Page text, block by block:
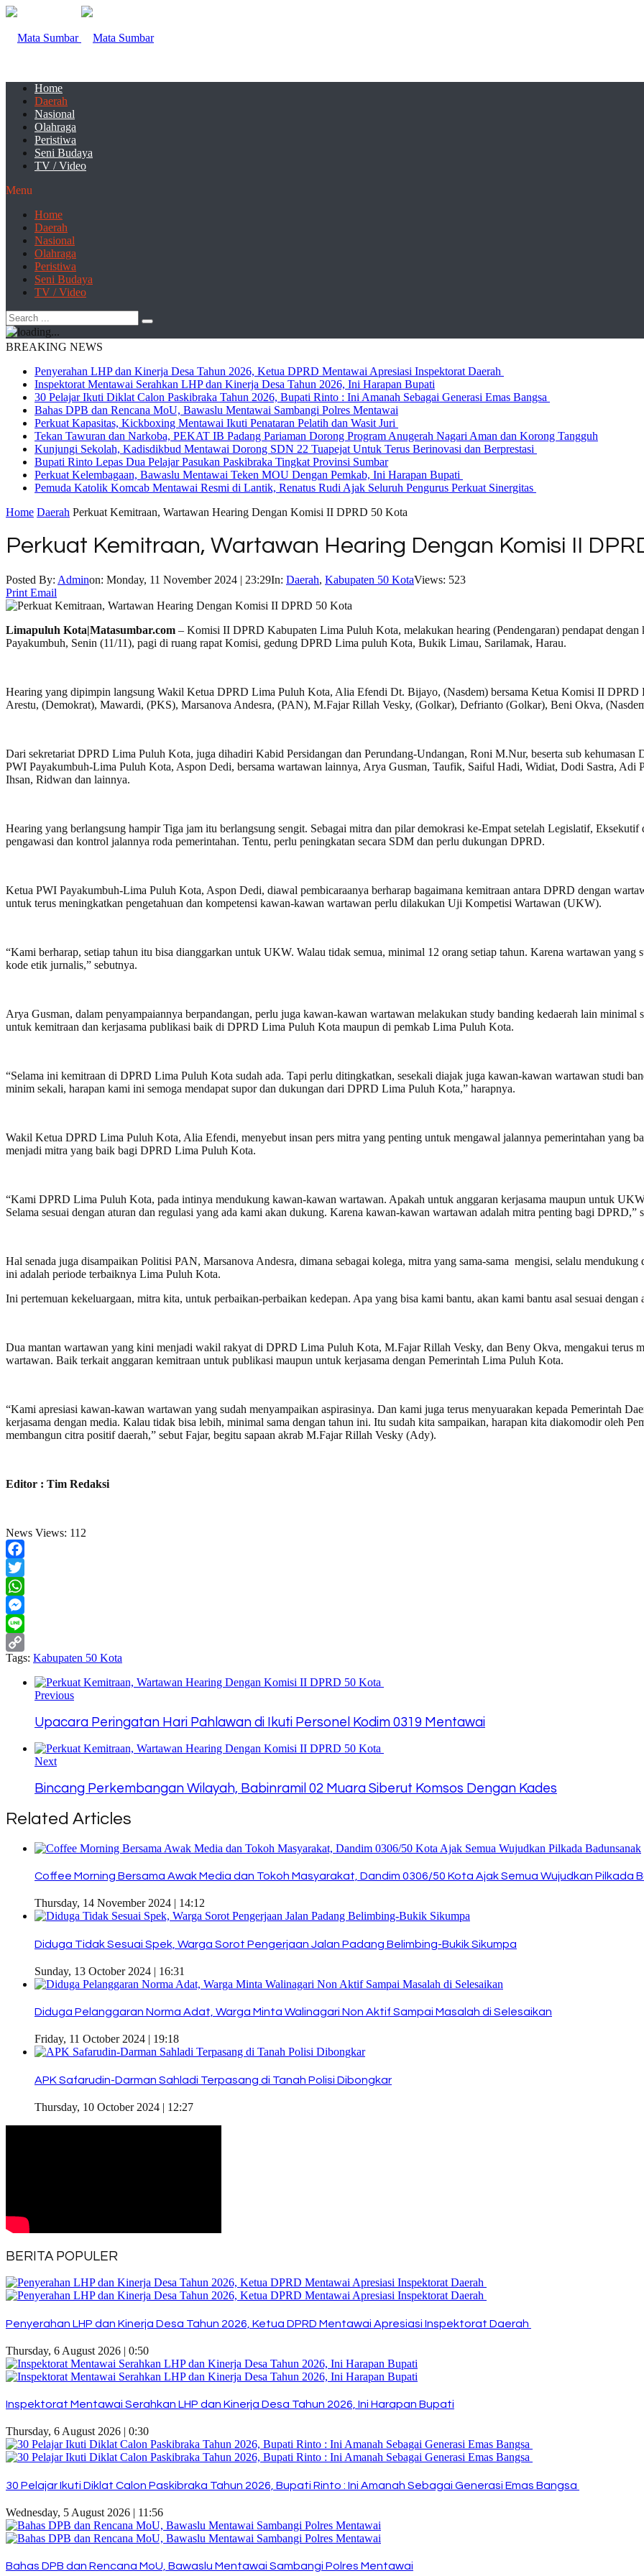
Home
Daerah
Nasional
Olahraga
Peristiwa
Seni Budaya
TV / Video
Menu
Home
Daerah
Nasional
Olahraga
Peristiwa
Seni Budaya
TV / Video
BREAKING NEWS
Penyerahan LHP dan Kinerja Desa Tahun 2026, Ketua DPRD Mentawai Apresiasi Inspektorat Daerah
Inspektorat Mentawai Serahkan LHP dan Kinerja Desa Tahun 2026, Ini Harapan Bupati
30 Pelajar Ikuti Diklat Calon Paskibraka Tahun 2026, Bupati Rinto : Ini Amanah Sebagai Generasi Emas Bangsa
Bahas DPB dan Rencana MoU, Bawaslu Mentawai Sambangi Polres Mentawai
Perkuat Kapasitas, Kickboxing Mentawai Ikuti Penataran Pelatih dan Wasit Juri
Tekan Tawuran dan Narkoba, PEKAT IB Padang Pariaman Dorong Program Anugerah Nagari Aman dan Korong Tangguh
Kunjungi Sekolah, Kadisdikbud Mentawai Dorong SDN 22 Tuapejat Untuk Terus Berinovasi dan Berprestasi
Bupati Rinto Lepas Dua Pelajar Pasukan Paskibraka Tingkat Provinsi Sumbar
Perkuat Kelembagaan, Bawaslu Mentawai Teken MOU Dengan Pemkab, Ini Harapan Bupati
Pemuda Katolik Komcab Mentawai Resmi di Lantik, Renatus Rudi Ajak Seluruh Pengurus Perkuat Sinergitas
Home Daerah Perkuat Kemitraan, Wartawan Hearing Dengan Komisi II DPRD 50 Kota
Perkuat Kemitraan, Wartawan Hearing Dengan Komisi II
Posted By: Adminon: Monday, 11 November 2024 | 23:29In: Daerah, Kabupaten 50 KotaViews: 523
Print Email
Limapuluh Kota|Matasumbar.com – Komisi II DPRD Kabupaten Lima Puluh Kota, melakukan hearing (Pendengaran) pendapat
Payakumbuh, Senin (11/11), pagi di ruang rapat Komisi, gedung DPRD Lima puluh Kota, Bukik Limau, Sarilamak, Harau.
Hearing yang dipimpin langsung Wakil Ketua DPRD Lima Puluh Kota, Alia Efendi Dt. Bijayo, (Nasdem) bersama Ketua Komisi II
Arestu, (Demokrat), Mawardi, (PKS), Marsanova Andesra, (PAN), M.Fajar Rillah Vesky, (Golkar), Defrianto (Golkar), Beni Okva,
Dari sekretariat DPRD Lima Puluh Kota, juga dihadiri Kabid Persidangan dan Perundang-Undangan, Roni M.Nur, beserta sub
PWI Payakumbuh-Lima Puluh Kota, Aspon Dedi, bersama wartawan lainnya, Arya Gusman, Taufik, Saiful Hadi, Widiat, Dodi Sastra,
Ihsan, Ridwan dan lainnya.
Hearing yang berlangsung hampir Tiga jam itu berlangsung sengit. Sebagai mitra dan pilar demokrasi ke-Empat setelah Legislatif,
pengawasi dan kontrol jalannya roda pemerintahan. Tentu, perlu peningkatan secara SDM dan perlu dukungan DPRD.
Ketua PWI Payakumbuh-Lima Puluh Kota, Aspon Dedi, diawal pembicaraanya berharap bagaimana kemitraan antara DPRD dengan
untuk terus meningkatkan pengetahuan dan kompetensi kawan-kawan wartawan perlu dilakukan Uji Kompetisi Wartawan (UKW).
“Kami berharap, setiap tahun itu bisa dianggarkan untuk UKW. Walau tidak semua, minimal 12 orang setiap tahun. Karena wartawan
kode etik jurnalis,” sebutnya.
Arya Gusman, dalam penyampaiannya berpandangan, perlu juga kawan-kawan wartawan melakukan study banding kedaerah lain minimal
untuk kemitraan dan kerjasama publikasi baik di DPRD Lima Puluh Kota maupun di pemkab Lima Puluh Kota.
“Selama ini kemitraan di DPRD Lima Puluh Kota sudah ada. Tapi perlu ditingkatkan, sesekali diajak juga kawan-kawan wartawan studi
minim sekali, harapan kami ini semoga mendapat supor dan dukungan dari DPRD Lima Puluh Kota,” harapnya.
Wakil Ketua DPRD Lima Puluh Kota, Alia Efendi, menyebut insan pers mitra yang penting untuk mengawal jalannya pemerintahan yang
menjadi mitra yang baik bagi DPRD Lima Puluh Kota.
“Kami DPRD Lima Puluh Kota, pada intinya mendukung kawan-kawan wartawan. Apakah untuk anggaran kerjasama maupun untuk
Selama sesuai dengan aturan dan regulasi yang ada kami akan dukung. Karena kawan-kawan wartawan adalah mitra penting bagi DPRD,”
Hal senada juga disampaikan Politisi PAN, Marsanova Andesra, dimana sebagai kolega, mitra yang sama-sama mengisi, selalu
ini adalah periode terbaiknya Lima Puluh Kota.
Ini pertemuan kekeluargaan, mitra kita, untuk perbaikan-perbaikan kedepan. Apa yang bisa kami bantu, akan kami bantu asal sesuai dengan
Dua mantan wartawan yang kini menjadi wakil rakyat di DPRD Lima Puluh Kota, M.Fajar Rillah Vesky, dan Beny Okva, mengakui terus
wartawan. Baik terkait anggaran kemitraan untuk publikasi maupun untuk kerjasama dengan Pemerintah Lima Puluh Kota.
“Kami apresiasi kawan-kawan wartawan yang sudah menyampaikan aspirasinya. Dan kami juga terus menyuarakan kepada Pemerintah
kerjasama dengan media. Kalau tidak bisa lebih, minimal sama dengan tahun ini. Itu sudah kita sampaikan, harapan kita diakomodir oleh
membangun citra positif daerah,” sebut Fajar, begitu sapaan akrab M.Fajar Rillah Vesky (Ady).
Editor : Tim Redaksi
News Views: 112
Facebook
Twitter
WhatsApp
Messenger
Line
Copy
Link
Tags: Kabupaten 50 Kota
Previous
Upacara Peringatan Hari Pahlawan di Ikuti Personel Kodim 0319 Mentawai
Next
Bincang Perkembangan Wilayah, Babinramil 02 Muara Siberut Komsos Dengan Kades
Related Articles
Coffee Morning Bersama Awak Media dan Tokoh Masyarakat, Dandim 0306/50 Kota Ajak Semua Wujudkan Pilkada
Thursday, 14 November 2024 | 14:12
Diduga Tidak Sesuai Spek, Warga Sorot Pengerjaan Jalan Padang Belimbing-Bukik Sikumpa
Sunday, 13 October 2024 | 16:31
Diduga Pelanggaran Norma Adat, Warga Minta Walinagari Non Aktif Sampai Masalah di Selesaikan
Friday, 11 October 2024 | 19:18
APK Safarudin-Darman Sahladi Terpasang di Tanah Polisi Dibongkar
Thursday, 10 October 2024 | 12:27
BERITA POPULER
Penyerahan LHP dan Kinerja Desa Tahun 2026, Ketua DPRD Mentawai Apresiasi Inspektorat Daerah
Thursday, 6 August 2026 | 0:50
Inspektorat Mentawai Serahkan LHP dan Kinerja Desa Tahun 2026, Ini Harapan Bupati
Thursday, 6 August 2026 | 0:30
30 Pelajar Ikuti Diklat Calon Paskibraka Tahun 2026, Bupati Rinto : Ini Amanah Sebagai Generasi Emas Bangsa
Wednesday, 5 August 2026 | 11:56
Bahas DPB dan Rencana MoU, Bawaslu Mentawai Sambangi Polres Mentawai